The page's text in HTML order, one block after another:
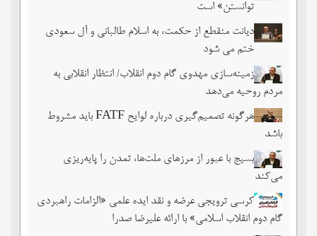
توانستن» است
دیانت منقطع از حکمت، به اسلام طالبانی و آل سعودی
ختم می شود
زمینه‌سازی مهدوی گام دوم انقلاب/ انتظار انقلابی به
مردم روحیه می‌دهد
هرگونه تصمیم‌گیری درباره لوایح FATF باید مشروط
باشد
بسیج با عبور از مرزهای ملت‌‌ها، تمدن را پایه‌ریزی
می‌کند
کرسی ترویجی عرضه و نقد ایده علمی «الزامات راهبردی
گام دوم انقلاب اسلامی» با ارائه علیرضا صدرا